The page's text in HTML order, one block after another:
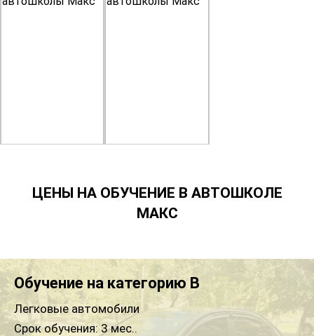
ЦЕНЫ НА ОБУЧЕНИЕ В АВТОШКОЛЕ
МАКС
Обучение на категорию B
Легковые автомобили
Срок обучения: 3 мес..